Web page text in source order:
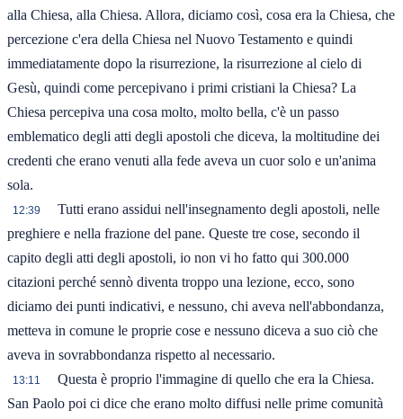
alla Chiesa, alla Chiesa. Allora, diciamo così, cosa era la Chiesa, che
percezione c'era della Chiesa nel Nuovo Testamento e quindi
immediatamente dopo la risurrezione, la risurrezione al cielo di
Gesù, quindi come percepivano i primi cristiani la Chiesa? La
Chiesa percepiva una cosa molto, molto bella, c'è un passo
emblematico degli atti degli apostoli che diceva, la moltitudine dei
credenti che erano venuti alla fede aveva un cuor solo e un'anima
sola.
12:39
Tutti erano assidui nell'insegnamento degli apostoli, nelle
preghiere e nella frazione del pane. Queste tre cose, secondo il
capito degli atti degli apostoli, io non vi ho fatto qui 300.000
citazioni perché sennò diventa troppo una lezione, ecco, sono
diciamo dei punti indicativi, e nessuno, chi aveva nell'abbondanza,
metteva in comune le proprie cose e nessuno diceva a suo ciò che
aveva in sovrabbondanza rispetto al necessario.
13:11
Questa è proprio l'immagine di quello che era la Chiesa.
San Paolo poi ci dice che erano molto diffusi nelle prime comunità